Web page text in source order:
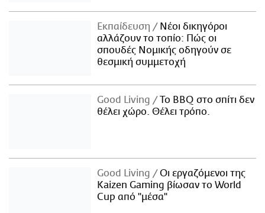
Εκπαίδευση
Νέοι δικηγόροι
αλλάζουν το τοπίο: Πώς οι
σπουδές Νομικής οδηγούν σε
θεσμική συμμετοχή
Good Living
Το BBQ στο σπίτι δεν
θέλει χώρο. Θέλει τρόπο.
Good Living
Οι εργαζόμενοι της
Kaizen Gaming βίωσαν το World
Cup από "μέσα"